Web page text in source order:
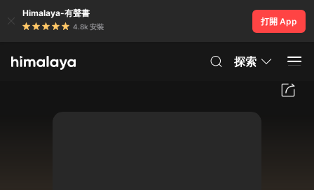
Himalaya-有聲書
4.8k 安裝
打開 App
探索